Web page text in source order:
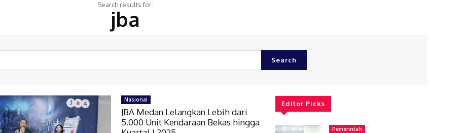
Search results for:
jba
Search
Nasional
JBA Medan Lelangkan Lebih dari
5.000 Unit Kendaraan Bekas hingga
Editor Picks
Pemerintah